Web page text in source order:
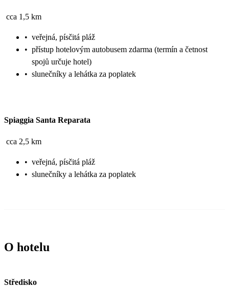
cca 1,5 km
• veřejná, písčitá pláž
• přístup hotelovým autobusem zdarma (termín a četnost
spojů určuje hotel)
• slunečníky a lehátka za poplatek
Spiaggia Santa Reparata
cca 2,5 km
• veřejná, písčitá pláž
• slunečníky a lehátka za poplatek
O hotelu
Středisko